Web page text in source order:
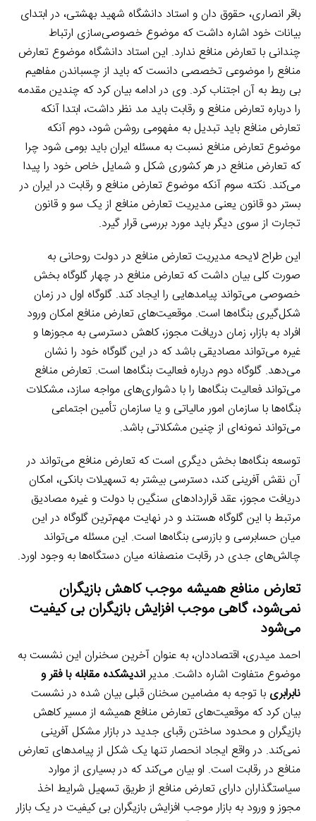
باقر انصاری، حقوق دان و استاد دانشگاه شهید بهشتی، در ابتدای
بیانات خود اشاره داشت که موضوع خصوصی‌سازی ارتباط
چندانی با تعارض منافع ندارد. این استاد دانشگاه موضوع تعارض
منافع را موضوعی تخصصی دانست که باید از چسباندن مفاهیم
بی ربط به آن اجتناب کرد. وی در ادامه بیان کرد که چندین مقدمه
را درباره تعارض منافع و رقابت باید مد نظر داشت، ابتدا آنکه
تعارض منافع باید تبدیل به مفهومی روشن شود، دوم آنکه
موضوع تعارض منافع نسبت به مسئله ایران باید بومی شود چرا
که تعارض منافع در هر کشوری شکل و شمایل خاص خود را پیدا
می‌کند. نکته سوم آنکه موضوع تعارض منافع و رقابت در ایران در
بستر دو قانون یعنی مدیریت تعارض منافع از یک سو و قانون
تجارت از سوی دیگر باید مورد بررسی قرار گیرد.
این طراح لایحه مدیریت تعارض منافع در دولت روحانی به
صورت کلی بیان داشت که تعارض منافع در چهار گلوگاه بخش
خصوصی می‌تواند پیامدهایی را ایجاد کند. گلوگاه اول در زمان
شکل‌گیری بنگاه‌ها است. موقعیت‌های تعارض منافع امکان ورود
افراد به بازار، زمان دریافت مجوز، کاهش دسترسی به مجوزها و
غیره می‌تواند مصادیقی باشد که در این گلوگاه خود را نشان
می‌دهد. گلوگاه دوم درباره فعالیت بنگاه‌ها است. تعارض منافع
می‌تواند فعالیت بنگاه‌ها را با دشواری‌های مواجه سازد، مشکلات
بنگاه‌ها با سازمان امور مالیاتی و یا سازمان تأمین اجتماعی
می‌تواند نمونه‌ای از چنین مشکلاتی باشد.
توسعه بنگاه‌ها بخش دیگری است که تعارض منافع می‌تواند در
آن نقش آفرینی کند، دسترسی بیشتر به تسهیلات بانکی، امکان
دریافت مجوز، عقد قراردادهای سنگین با دولت و غیره مصادیق
مرتبط با این گلوگاه هستند و در نهایت مهم‌ترین گلوگاه در این
میان حسابرسی و بازرسی بنگاه‌ها است. این مسئله می‌تواند
چالش‌های جدی در رقابت منصفانه میان دستگاه‌ها به وجود اورد.
تعارض منافع همیشه موجب کاهش بازیگران
نمی‌شود، گاهی موجب افزایش بازیگران بی کیفیت
می‌شود
احمد میدری، اقتصاددان، به عنوان آخرین سخنران این نشست به
موضوع متفاوت اشاره داشت. مدیراندیشکده مقابله با فقر و
نابرابری با توجه به مضامین سخنان قبلی بیان شده در نشست
بیان کرد که موقعیت‌های تعارض منافع همیشه از مسیر کاهش
بازیگران و محدود ساختن رقبای جدید در بازار مشکل آفرینی
نمی‌کند. در واقع ایجاد انحصار تنها یک شکل از پیامدهای تعارض
منافع در رقابت است. او بیان می‌کند که در بسیاری از موارد
سیاستگذاران دارای تعارض منافع از طریق تسهیل شرایط اخذ
مجوز و ورود به بازار موجب افزایش بازیگران بی کیفیت در یک بازار